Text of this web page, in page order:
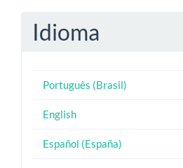
Idioma
Português (Brasil)
English
Español (España)